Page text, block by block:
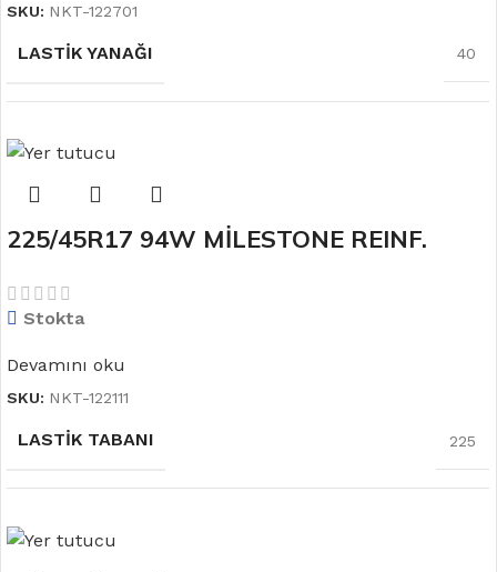
SKU: NKT-122701
LASTIK YANAĞI 40
LASTIK TABANI
MEVSIM
225/45R17 94W MİLESTONE REINF.
Stokta
Devamını oku
SKU: NKT-122111
LASTIK TABANI 225
LASTIK YANAĞI